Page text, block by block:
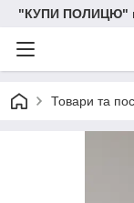
"КУПИ ПОЛИЦЮ"
Товари та